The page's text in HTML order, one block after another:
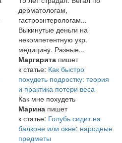
дерматологам,
гастроэнтерологам...
Выкинутые деньги на
некомпетентную укр.
медицину. Разные...
Маргарита пишет
к статье: Как быстро
похудеть подростку: теория
и практика потери веса
Как мне похудеть
Марина пишет
к статье: Голубь сидит на
балконе или окне: народные
предметы